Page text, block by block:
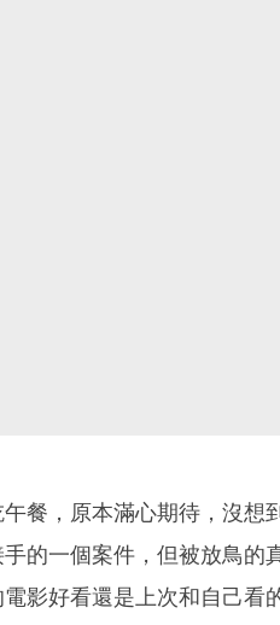
餐，原本滿心期待，沒想
的一個案件，但被放鳥的
影好看還是上次和自己看